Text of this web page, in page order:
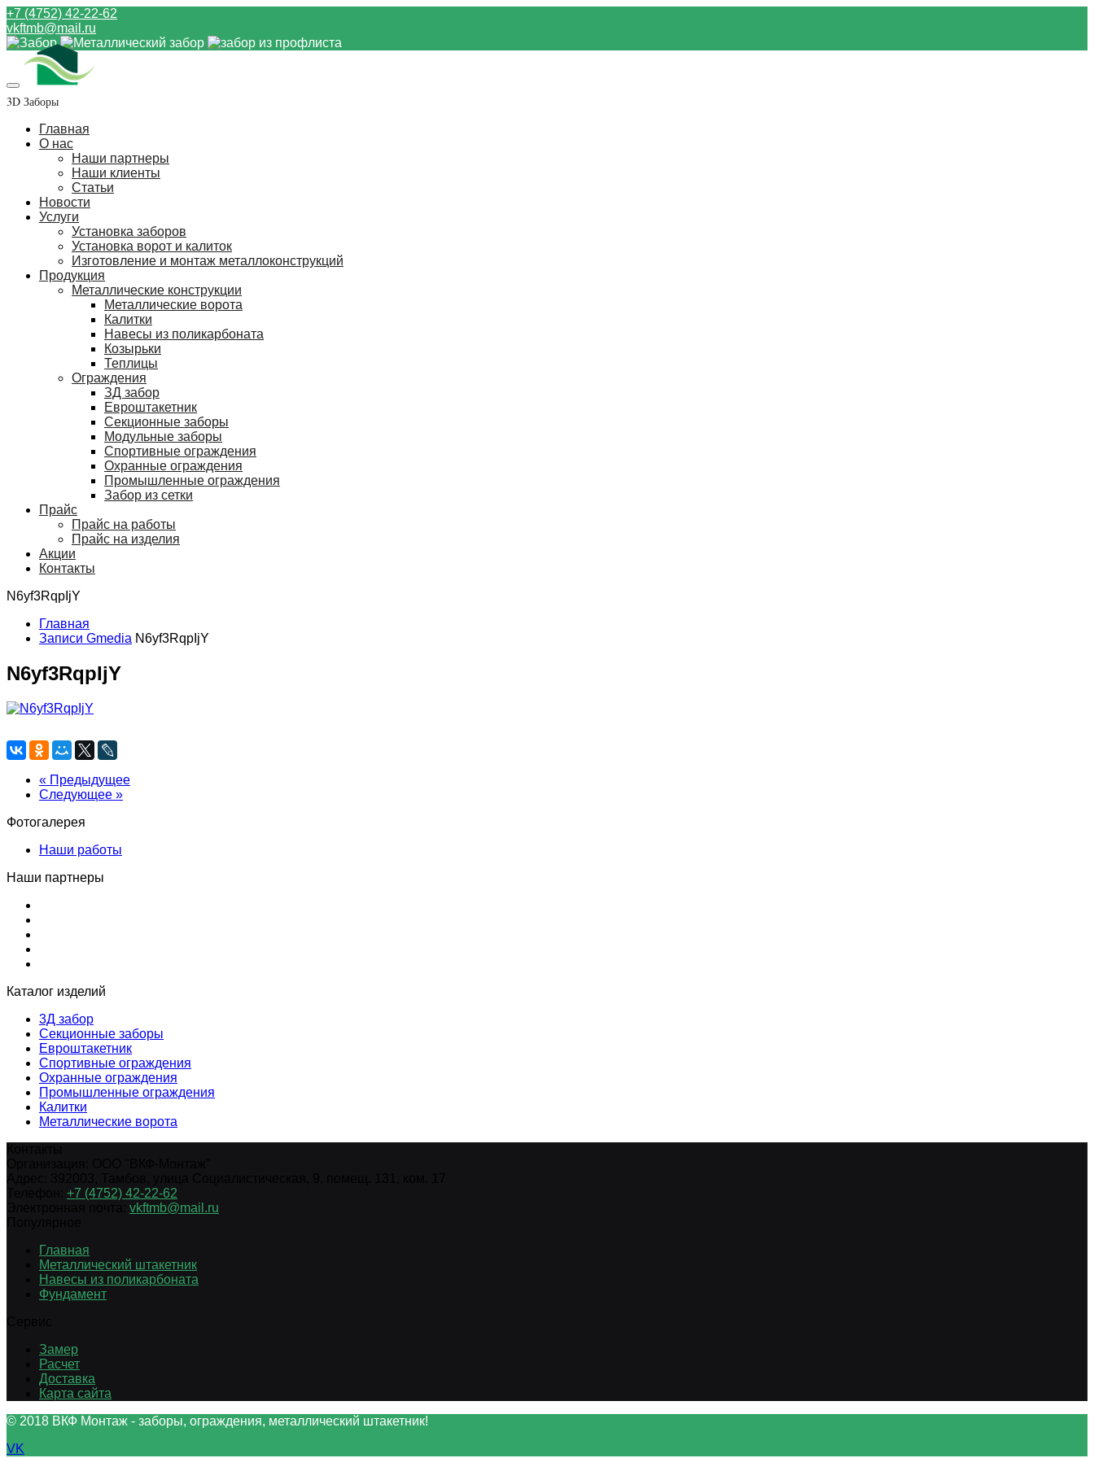
+7 (4752) 42-22-62
vkftmb@mail.ru
3D Заборы
Главная
О нас
Наши партнеры
Наши клиенты
Статьи
Новости
Услуги
Установка заборов
Установка ворот и калиток
Изготовление и монтаж металлоконструкций
Продукция
Металлические конструкции
Металлические ворота
Калитки
Навесы из поликарбоната
Козырьки
Теплицы
Ограждения
ЗД забор
Евроштакетник
Секционные заборы
Модульные заборы
Спортивные ограждения
Охранные ограждения
Промышленные ограждения
Забор из сетки
Прайс
Прайс на работы
Прайс на изделия
Акции
Контакты
N6yf3RqpIjY
Главная
Записи Gmedia N6yf3RqpIjY
N6yf3RqpIjY
« Предыдущее
Следующее »
Фотогалерея
Наши работы
Наши партнеры
Каталог изделий
3Д забор
Секционные заборы
Евроштакетник
Спортивные ограждения
Охранные ограждения
Промышленные ограждения
Калитки
Металлические ворота
+7 (4752) 42-22-62
vkftmb@mail.ru
Главная
Металлический штакетник
Навесы из поликарбоната
Фундамент
Замер
Расчет
Доставка
Карта сайта
© 2018 ВКФ Монтаж - заборы, ограждения, металлический штакетник!
VK